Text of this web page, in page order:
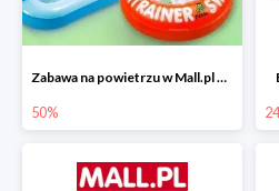
Zabawa na powietrzu w Mall.pl do -50%
50%